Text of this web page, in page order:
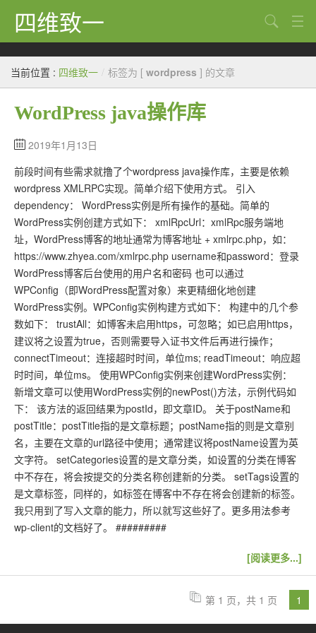
四维致一
Java
大数据
Python
Scala
GoLang
工程
Bug
Tricks
想法
搜索
当前位置 : 四维致一 / 标签为 [ wordpress ] 的文章
WordPress java操作库
2019年1月13日
前段时间有些需求就撸了个wordpress java操作库，主要是依赖
wordpress XMLRPC实现。简单介绍下使用方式。 引入
dependency： WordPress实例是所有操作的基础。简单的
WordPress实例创建方式如下： xmlRpcUrl：xmlRpc服务端地
址，WordPress博客的地址通常为博客地址 + xmlrpc.php，如：
https://www.zhyea.com/xmlrpc.php username和password：登录
WordPress博客后台使用的用户名和密码 也可以通过
WPConfig（即WordPress配置对象）来更精细化地创建
WordPress实例。WPConfig实例构建方式如下： 构建中的几个参
数如下： trustAll：如博客未启用https，可忽略；如已启用https，
建议将之设置为true，否则需要导入证书文件后再进行操作；
connectTimeout：连接超时时间，单位ms; readTimeout：响应超
时时间，单位ms。 使用WPConfig实例来创建WordPress实例：
新增文章可以使用WordPress实例的newPost()方法，示例代码如
下： 该方法的返回结果为postId，即文章ID。 关于postName和
postTitle：postTitle指的是文章标题；postName指的则是文章别
名，主要在文章的url路径中使用；通常建议将postName设置为英
文字符。 setCategories设置的是文章分类，如设置的分类在博客
中不存在，将会按提交的分类名称创建新的分类。 setTags设置的
是文章标签，同样的，如标签在博客中不存在将会创建新的标签。
我只用到了写入文章的能力，所以就写这些好了。更多用法参考
wp-client的文档好了。 #########
[阅读更多...]
第 1 页，共 1 页 1